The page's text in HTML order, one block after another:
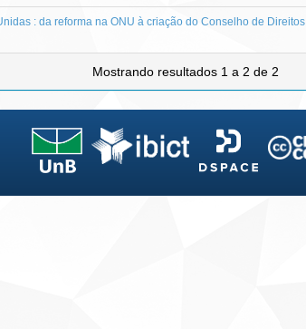
: da reforma na ONU à criação do Conselho de Direitos
Mostrando resultados 1 a 2 de 2